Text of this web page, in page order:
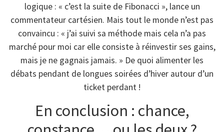
logique : « c’est la suite de Fibonacci », lance un
commentateur cartésien. Mais tout le monde n’est pas
convaincu : « j’ai suivi sa méthode mais cela n’a pas
marché pour moi car elle consiste à réinvestir ses gains,
mais je ne gagnais jamais. » De quoi alimenter les
débats pendant de longues soirées d’hiver autour d’un
ticket perdant !
En conclusion : chance,